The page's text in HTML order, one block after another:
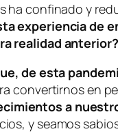
ha confinado y
experiencia de
realidad anterior?
de esta
convertirnos en
a
y seamos